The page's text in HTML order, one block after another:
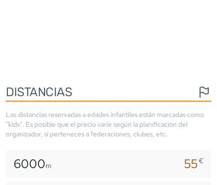
DISTANCIAS
Las distancias reservadas a edades infantiles están marcadas como
"kids". Es posible que el precio varíe según la planificación del
organizador, si perteneces a federaciones, clubes, etc.
6000m 55€